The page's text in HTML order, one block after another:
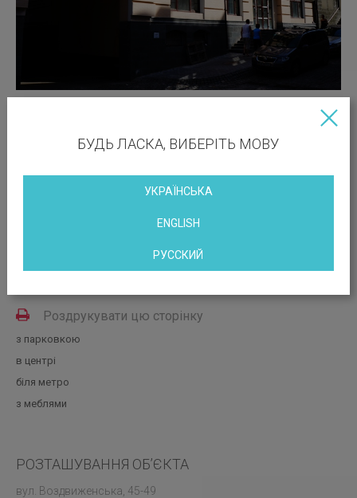
Вакантні площі: 108.00; 691.11; 108.00; 206.00;
Роздрукувати цю сторінку
з парковкою
в центрі
біля метро
з меблями
РОЗТАШУВАННЯ ОБ’ЄКТА
вул. Воздвиженська, 45-49
БУДЬ ЛАСКА, ВИБЕРІТЬ МОВУ
УКРАЇНСЬКА
ENGLISH
РУССКИЙ